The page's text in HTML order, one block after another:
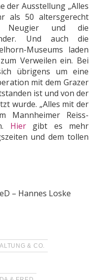
der Ausstellung „Alles
als 50 altersgerecht
Neugier und die
Und auch die
Museums laden
Verweilen ein. Bei
übrigens um eine
mit dem Grazer
ist und von der
wurde. „Alles mit der
Mannheimer Reiss-
Hiergibt es mehr
und dem tollen
– Hannes Loske
& CO.